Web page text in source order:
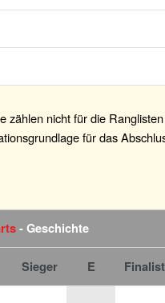
zählen nicht für die
für das
- Geschichte
Sieger E Finalist